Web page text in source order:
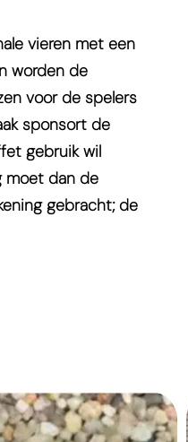
vieren met een
worden de
voor de spelers
sponsort de
gebruik wil
moet dan de
gebracht; de